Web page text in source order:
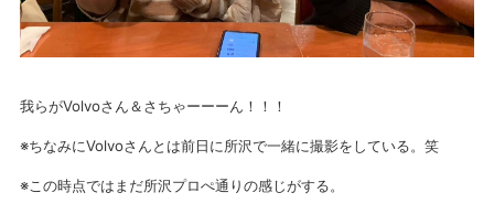
我らがVolvoさん＆さちゃーーーん！！！
※ちなみにVolvoさんとは前日に所沢で一緒に撮影をしている。笑
※この時点ではまだ所沢プロぺ通りの感じがする。